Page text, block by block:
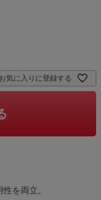
お気に入りに登録する
を両立。